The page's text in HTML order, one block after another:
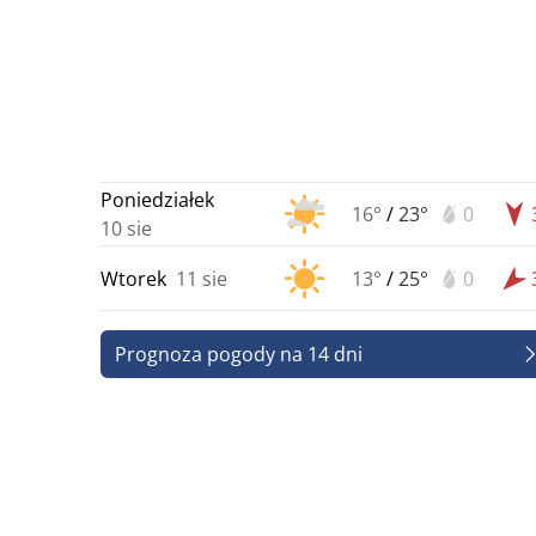
Poniedziałek
10 sie
16° /23° 0
Wtorek 11 sie 13° /25° 0
Prognoza pogody na 14 dni